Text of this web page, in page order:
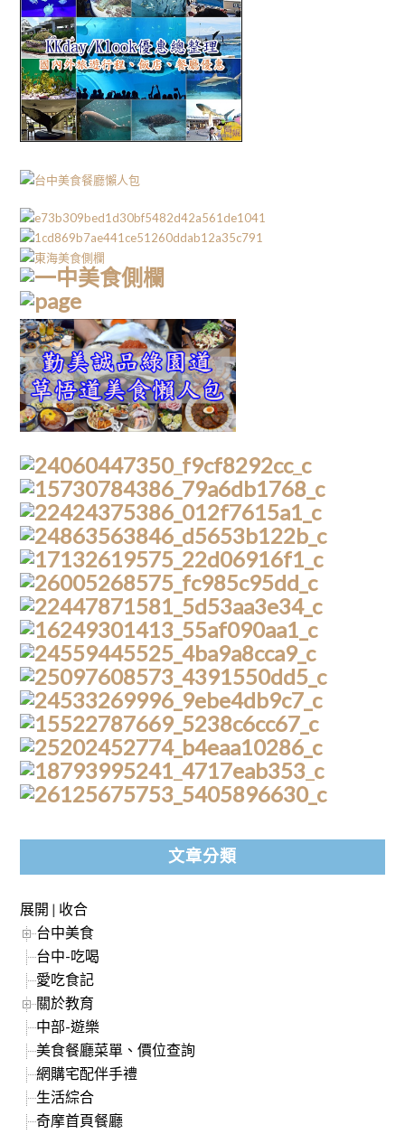
文章分類
展開 | 收合
台中美食
台中-吃喝
愛吃食記
關於教育
中部-遊樂
美食餐廳菜單、價位查詢
網購宅配伴手禮
生活綜合
奇摩首頁餐廳